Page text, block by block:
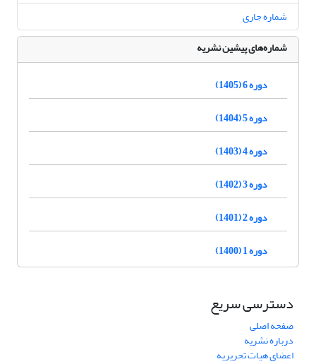
شماره جاری
شماره‌های پیشین نشریه
دوره 6 (1405)
دوره 5 (1404)
دوره 4 (1403)
دوره 3 (1402)
دوره 2 (1401)
دوره 1 (1400)
دسترسی سریع
صفحه اصلی
درباره نشریه
اعضای هیات تحریریه